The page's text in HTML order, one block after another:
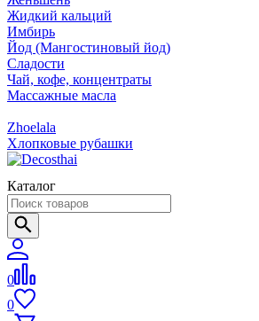
Жидкий кальций
Имбирь
Йод (Мангостиновый йод)
Сладости
Чай, кофе, концентраты
Массажные масла
Zhoelala
Хлопковые рубашки
Каталог
0
0